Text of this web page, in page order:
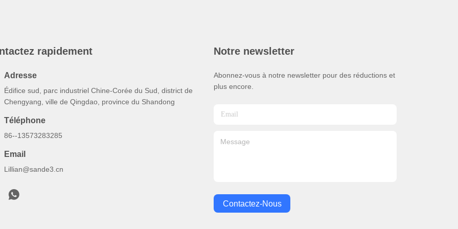
rapidement
Adresse
Édifice sud, parc industriel Chine-Corée du Sud, district de
Chengyang, ville de Qingdao, province du Shandong
Téléphone
86--13573283285
Email
Lillian@sande3.cn
Notre newsletter
Abonnez-vous à notre newsletter pour des réductions et
plus encore.
Contactez-Nous